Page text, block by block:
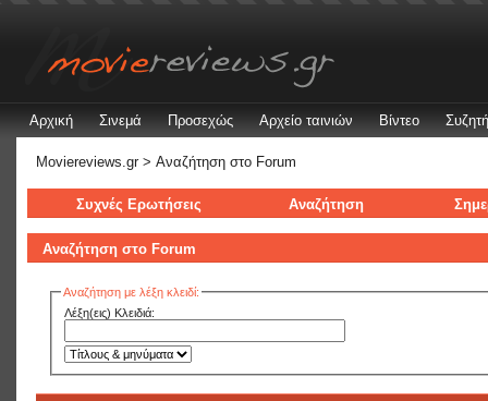
Αρχική Σινεμά Προσεχώς Αρχείο ταινιών Βίντεο
Moviereviews.gr > Αναζήτηση στo Forum
Συχνές Ερωτήσεις Αναζήτηση
Αναζήτηση στo Forum
Αναζήτηση με λέξη κλειδί:
Λέξη(εις) Κλειδιά: